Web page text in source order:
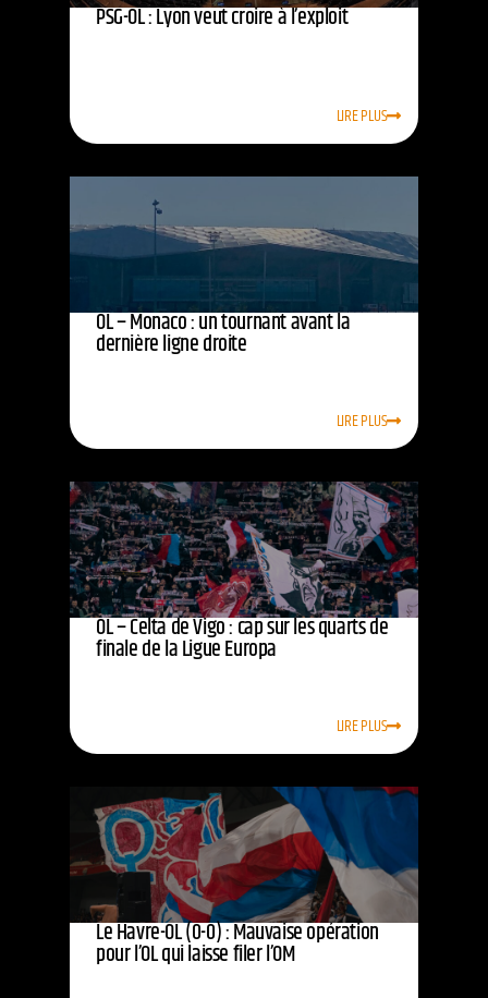
PSG-OL : Lyon veut croire à l’exploit
LIRE PLUS
OL – Monaco : un tournant avant la
dernière ligne droite
LIRE PLUS
OL – Celta de Vigo : cap sur les quarts de
finale de la Ligue Europa
LIRE PLUS
Le Havre-OL (0-0) : Mauvaise opération
pour l’OL qui laisse filer l’OM